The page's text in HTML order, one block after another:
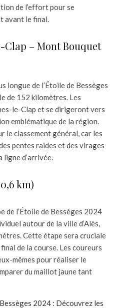
de l’effort pour se
avant le final.
Clap – Mont Bouquet
longue de l’Étoile de Bessèges
de 152 kilomètres. Les
le-Clap et se dirigeront vers
emblématique de la région.
le classement général, car les
pentes raides et des virages
d’arrivée.
km)
de l’Étoile de Bessèges 2024
autour de la ville d’Alès,
Cette étape sera cruciale
de la course. Les coureurs
mêmes pour réaliser le
du maillot jaune tant
2024 : Découvrez les